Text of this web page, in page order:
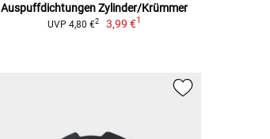
Auspuffdichtungen Zylinder/Krümmer
UVP 4,80 €2 3,99 €1